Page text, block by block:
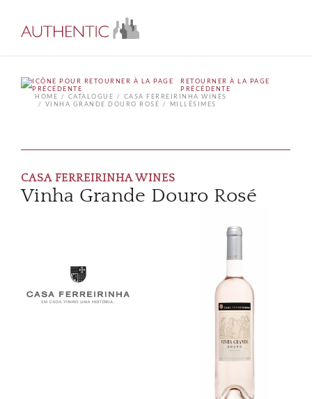
RETOURNER À LA PAGE
PRÉCÉDENTE
HOME
CATALOGUE
CASA FERREIRINHA WINES
VINHA GRANDE DOURO ROSÉ
MILLÉSIMES
CASA FERREIRINHA WINES
Vinha Grande Douro Rosé